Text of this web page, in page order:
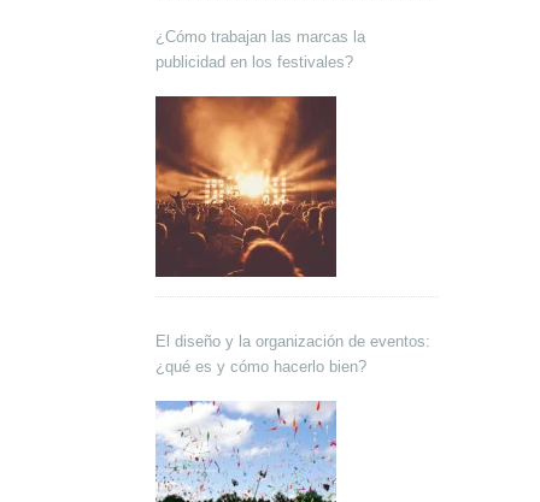
¿Cómo trabajan las marcas la
publicidad en los festivales?
El diseño y la organización de eventos:
¿qué es y cómo hacerlo bien?